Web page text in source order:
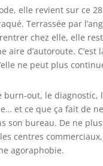
elle revient sur ce
Terrassée par
chez elle, elle
aire d’autoroute. C’est
ne peut plus
burn-out, le diagnostic,
et ce que ça fait de
son bureau. De ne
centres
agoraphobie.